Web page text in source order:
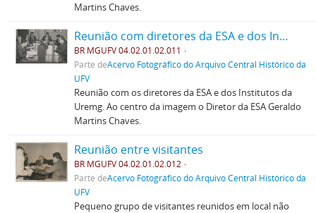
Martins Chaves.
Reunião com diretores da ESA e dos Institutos
BR MGUFV 04.02.01.02.011
Parte deAcervo Fotográfico do Arquivo Central Histórico da
UFV
Reunião com os diretores da ESA e dos Institutos da
Uremg. Ao centro da imagem o Diretor da ESA Geraldo
Martins Chaves.
Reunião entre visitantes
BR MGUFV 04.02.01.02.012
Parte deAcervo Fotográfico do Arquivo Central Histórico da
UFV
Pequeno grupo de visitantes reunidos em local não